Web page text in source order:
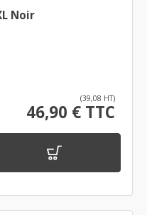
Noir
(39,08 HT)
46,90 € TTC